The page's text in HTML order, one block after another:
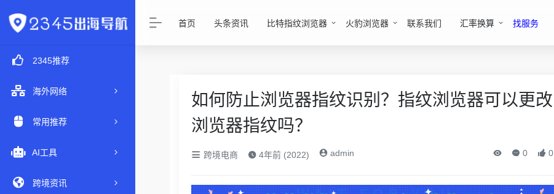
2345推荐
海外网络
常用推荐
AI工具
跨境资讯
首页 头条资讯 比特指纹浏览器 火豹浏览器 联系我们 汇率换算 找服务
如何防止浏览器指纹识别？指纹浏览器可以更改
浏览器指纹吗？
跨境电商 4年前 (2022) admin 0 0